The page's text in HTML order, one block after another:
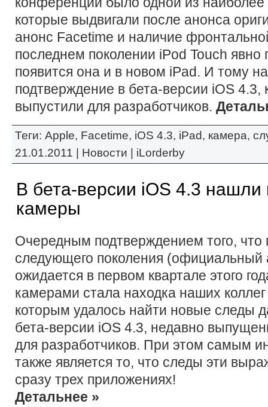
которые выдвигали после анонса
анонс Facetime и наличие
последнем поколении iPod Touch явно
появится она и в новом iPad. И тому
подтверждение в бета-версии iOS 4.3,
выпустили для разработчиков.
Теги: Apple, Facetime, iOS 4.3, iPad, камера,
21.01.2011 | Новости iLorderby
В бета-версии iOS 4.3
камеры
Очередным подтверждением того,
следующего поколения (официальный
ожидается в первом квартале этого
камерами стала находка наших
которым удалось найти новые следы
бета-версии iOS 4.3, недавно
для разработчиков. При этом самым
также является то, что следы эти
сразу трех приложениях!
Детальнее »